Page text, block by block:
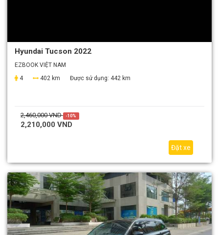
Hyundai Tucson 2022
EZBOOK VIỆT NAM
4
402 km Được sử dụng: 442 km
2,460,000 VND -10%
2,210,000 VND
Đặt xe